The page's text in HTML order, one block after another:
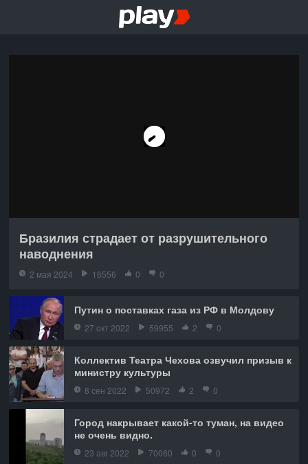
Бразилия страдает от разрушительного
наводнения
2 мая 2024 16556 0 0
Путин о поставках газа из РФ в Молдову
27 окт 2022 59955 2 0
Коллектив Театра Чехова озвучил призыв к
министру культуры
8 сен 2022 50972 2 0
Город накрывает какой-то туман, на видео
не очень видно.
23 авг 2022 70060 0 0